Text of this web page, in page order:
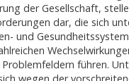
der Gesellschaft,
dar, die sich
und
führen.